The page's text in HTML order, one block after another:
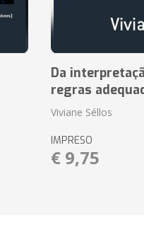
Da
regras
Viviane Séllos
IMPRESO
€ 9,75